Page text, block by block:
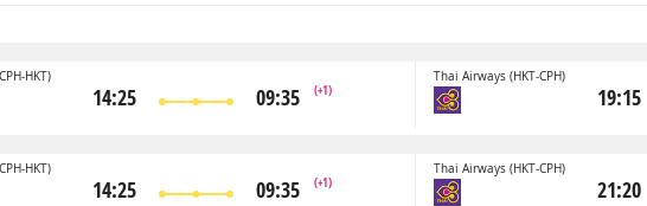
HKT)
14:25 09:35 (+1)
Thai Airways (HKT-CPH)
19:15
HKT)
14:25 09:35 (+1)
Thai Airways (HKT-CPH)
21:20